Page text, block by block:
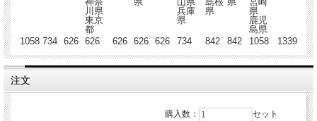
川県
東京
都
兵庫
県
県
県
鹿児
島県
1058 734 626 626 626 626 626 734 842 842 1058 1339
注文
購入数： セット